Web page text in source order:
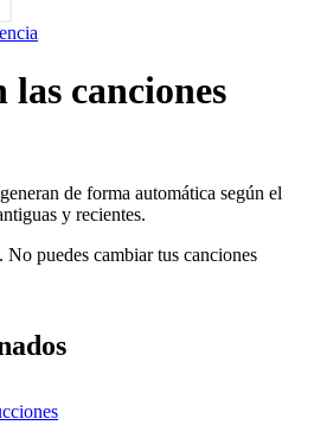
las canciones
de forma automática según el
y recientes.
No puedes cambiar tus canciones